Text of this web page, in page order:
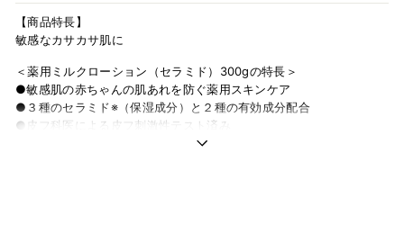
【商品特長】
敏感なカサカサ肌に
＜薬用ミルクローション（セラミド）300gの特長＞
●敏感肌の赤ちゃんの肌あれを防ぐ薬用スキンケア
●３種のセラミド※（保湿成分）と２種の有効成分配合
●皮フ科医による皮フ刺激性テスト済み
（すべての方に皮フ刺激が発生しないということではありません）